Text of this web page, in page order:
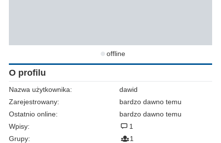
offline
O profilu
Nazwa użytkownika:
dawid
Zarejestrowany:
bardzo dawno temu
Ostatnio online:
bardzo dawno temu
Wpisy:
1
Grupy:
1